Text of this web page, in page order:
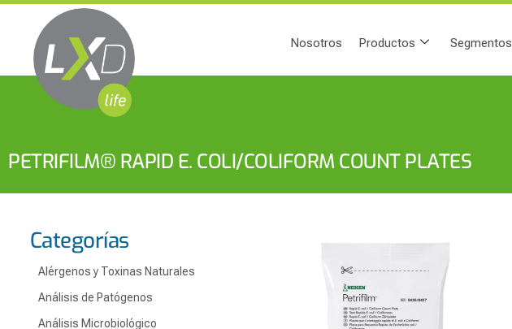
Nosotros Productos Segmentos
PETRIFILM® RAPID E. COLI/COLIFORM COUNT PLATES
Categorías
Alérgenos y Toxinas Naturales
Análisis de Patógenos
Análisis Microbiológico